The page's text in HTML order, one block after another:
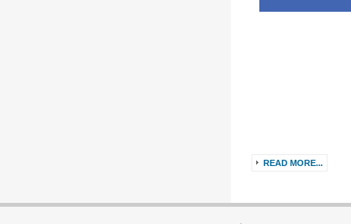
READ MORE...